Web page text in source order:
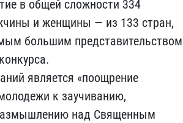
в общей сложности 334
и женщины — из 133 стран,
большим представительством
является «поощрение
к заучиванию,
над Священным